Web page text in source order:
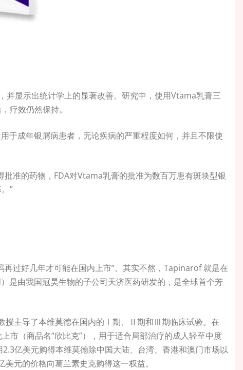
显示出统计学上的显著改善。研究中，使用Vtama乳膏三
疗效仍然保持。
于成年银屑病患者，无论疾病的严重程度如何，并且不限使
准的药物，FDA对Vtama乳膏的批准为数百万患有斑块型银
”
过好几年才可能在国内上市”。其实不然，Tapinarof 就是在
由我国冠昊生物的子公司天济医药研发的，是全球首个芳
授主导了本维莫德在国内的Ⅰ期、Ⅱ期和Ⅲ期临床试验。在
市（商品名“欣比克”），用于适合局部治疗的成人轻至中度
亿美元购得本维莫德除中国大陆、台湾、香港和澳门市场以
元的价格向葛兰素史克购得这一权益。